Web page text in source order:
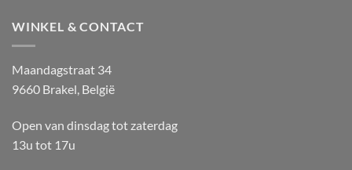
WINKEL & CONTACT
Maandagstraat 34
9660 Brakel, België
Open van dinsdag tot zaterdag
13u tot 17u